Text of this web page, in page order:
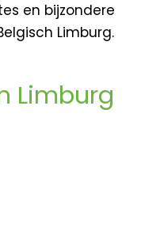
en bijzondere
Limburg.
Limburg